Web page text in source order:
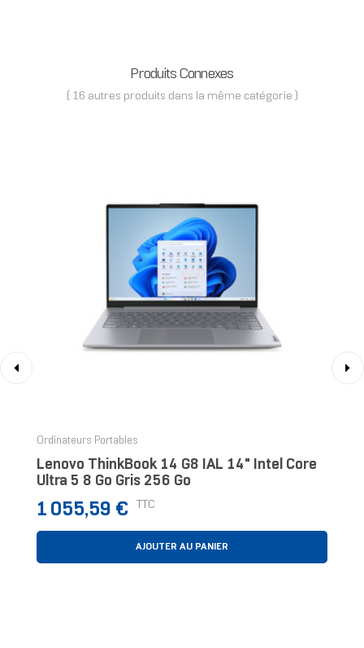
Produits Connexes
( 16 autres produits dans la même catégorie )
Ordinateurs Portables
Lenovo ThinkBook 14 G8 IAL 14" Intel Core
Ultra 5 8 Go Gris 256 Go
Prix
1 055,59 € TTC
AJOUTER AU PANIER